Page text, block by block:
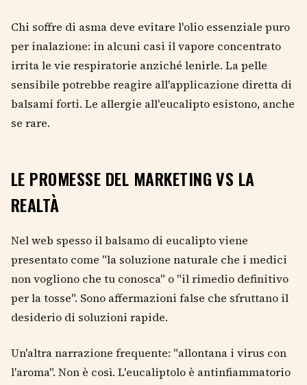
Chi soffre di asma deve evitare l'olio essenziale puro
per inalazione: in alcuni casi il vapore concentrato
irrita le vie respiratorie anziché lenirle. La pelle
sensibile potrebbe reagire all'applicazione diretta di
balsami forti. Le allergie all'eucalipto esistono, anche
se rare.
LE PROMESSE DEL MARKETING VS LA
REALTÀ
Nel web spesso il balsamo di eucalipto viene
presentato come "la soluzione naturale che i medici
non vogliono che tu conosca" o "il rimedio definitivo
per la tosse". Sono affermazioni false che sfruttano il
desiderio di soluzioni rapide.
Un'altra narrazione frequente: "allontana i virus con
l'aroma". Non è così. L'eucaliptolo è antinfiammatorio